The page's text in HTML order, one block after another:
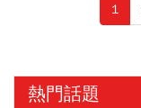
1
熱門話題